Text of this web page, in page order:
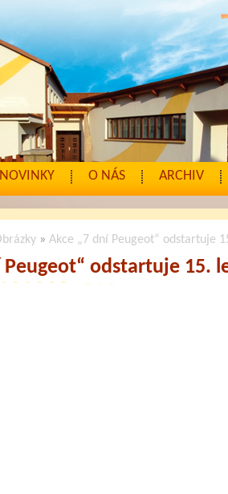
NOVINKY O NÁS ARCHIV
»Akce „7 dní Peugeot“ odstartuje
Peugeot“ odstartuje 15.